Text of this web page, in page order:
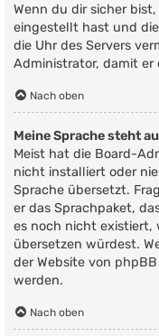
Wenn du dir sicher
eingestellt hast und
die Uhr des Servers
Administrator, damit er
Nach oben
Meine Sprache steht
Meist hat die Board-
nicht installiert oder
Sprache übersetzt.
er das Sprachpaket,
es noch nicht existiert,
übersetzen würdest.
der Website von
werden.
Nach oben